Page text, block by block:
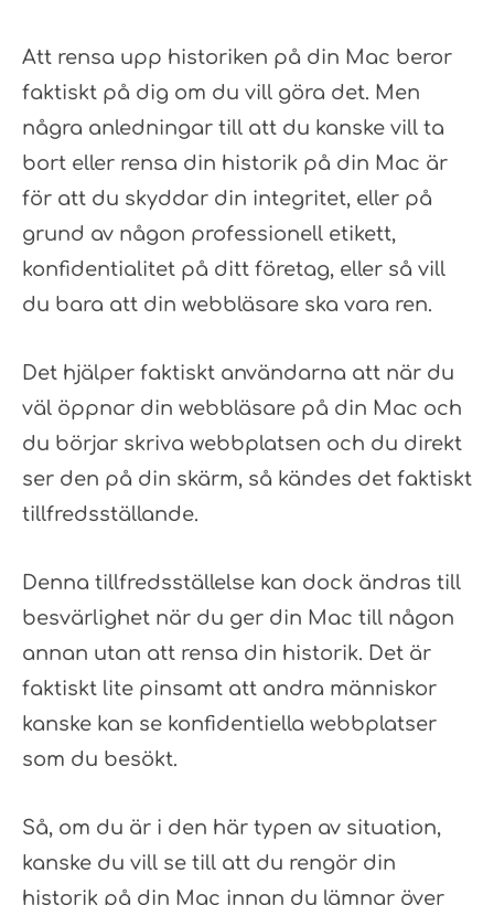
Att rensa upp historiken på din Mac beror
faktiskt på dig om du vill göra det. Men
några anledningar till att du kanske vill ta
bort eller rensa din historik på din Mac är
för att du skyddar din integritet, eller på
grund av någon professionell etikett,
konfidentialitet på ditt företag, eller så vill
du bara att din webbläsare ska vara ren.
Det hjälper faktiskt användarna att när du
väl öppnar din webbläsare på din Mac och
du börjar skriva webbplatsen och du direkt
ser den på din skärm, så kändes det faktiskt
tillfredsställande.
Denna tillfredsställelse kan dock ändras till
besvärlighet när du ger din Mac till någon
annan utan att rensa din historik. Det är
faktiskt lite pinsamt att andra människor
kanske kan se konfidentiella webbplatser
som du besökt.
Så, om du är i den här typen av situation,
kanske du vill se till att du rengör din
historik på din Mac innan du lämnar över